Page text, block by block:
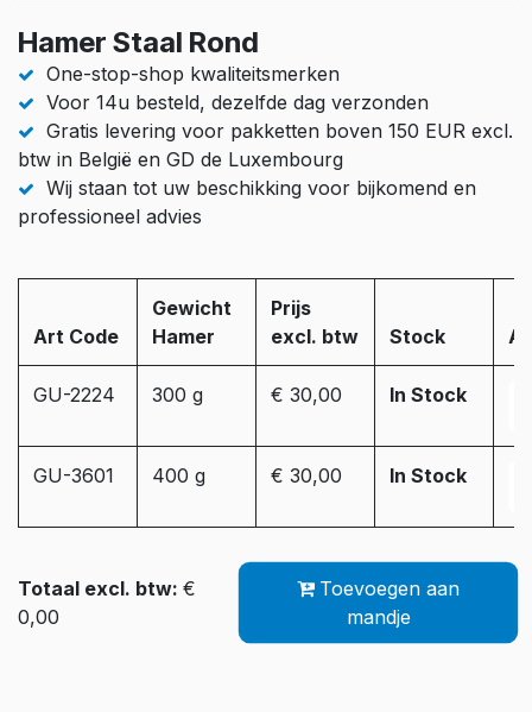
Hamer Staal Rond
One-stop-shop kwaliteitsmerken
Voor 14u besteld, dezelfde dag verzonden
Gratis levering voor pakketten boven 150 EUR excl.
btw in België en GD de Luxembourg
Wij staan tot uw beschikking voor bijkomend en
professioneel advies
Art Code
Gewicht
Hamer
Prijs
excl. btw
Stock
GU-2224 300 g € 30,00 In Stock
GU-3601 400 g € 30,00 In Stock
Totaal excl. btw: €
0,00
Toevoegen aan
mandje